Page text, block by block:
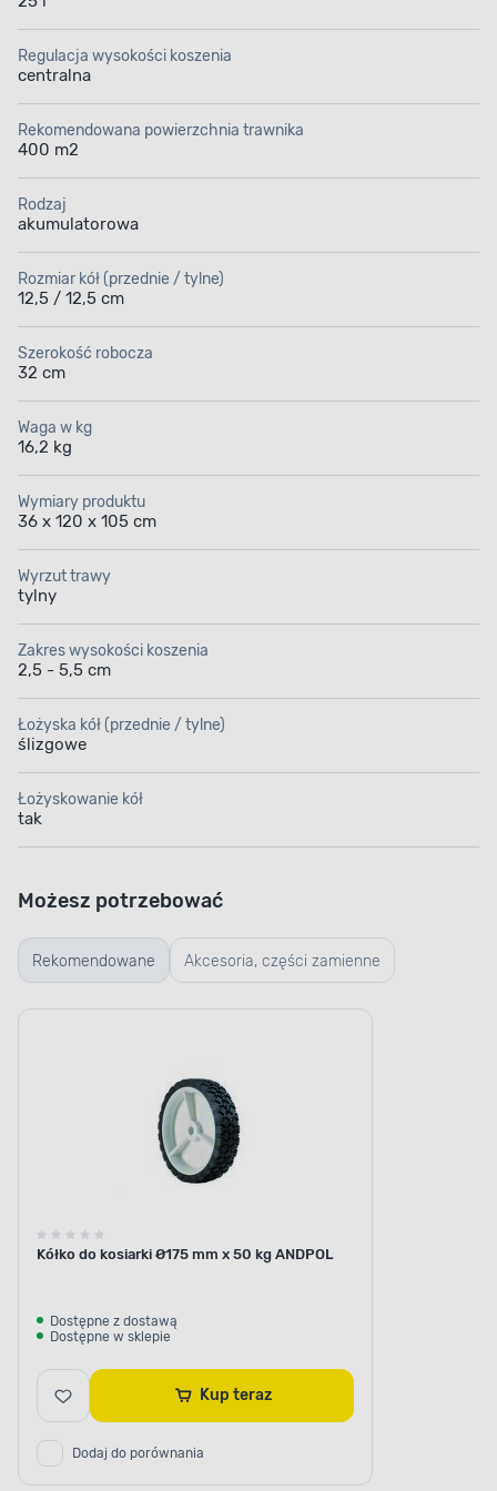
Regulacja wysokości koszenia
centralna
Rekomendowana powierzchnia trawnika
400 m2
Rodzaj
akumulatorowa
Rozmiar kół (przednie / tylne)
12,5 / 12,5 cm
Szerokość robocza
32 cm
Waga w kg
16,2 kg
Wymiary produktu
36 x 120 x 105 cm
Wyrzut trawy
tylny
Zakres wysokości koszenia
2,5 - 5,5 cm
Łożyska kół (przednie / tylne)
ślizgowe
Łożyskowanie kół
tak
Rekomendowane Akcesoria, części zamienne
Możesz potrzebować
Kółko do kosiarki Ø175 mm x 50 kg ANDPOL
Dostępne z dostawą
Dostępne w sklepie
Kup teraz
Dodaj do porównania